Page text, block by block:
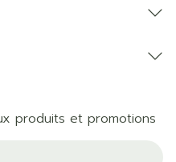
produits et promotions